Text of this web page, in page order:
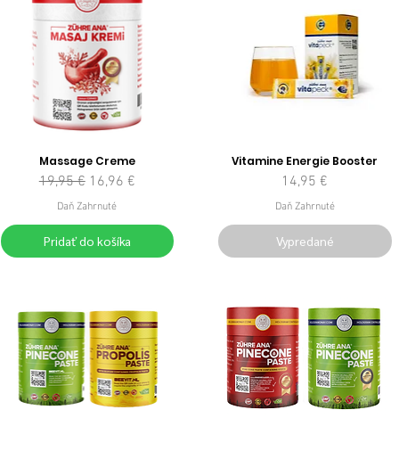
Massage Creme
Normálna cena
19,95 € Zľavnená cena
16,96 €
Daň Zahrnuté
Pridať do košíka
Vitamine Energie Booster
Cena
14,95 €
Daň Zahrnuté
Vypredané